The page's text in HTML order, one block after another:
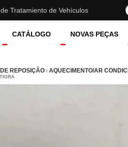
Tratamiento de Vehículos
CATÁLOGO NOVAS PEÇAS
REPOSIÇÃO / AQUECIMENTO/AR